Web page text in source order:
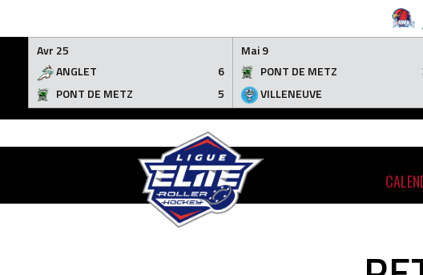
Avr 25
ANGLET
6
PONT DE METZ
5
Mai 9
PONT DE METZ
VILLENEUVE
content